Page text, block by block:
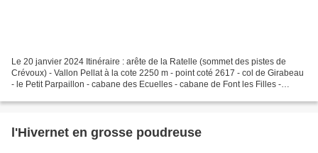
Le 20 janvier 2024 Itinéraire : arête de la Ratelle (sommet des pistes de
Crévoux) - Vallon Pellat à la cote 2250 m - point coté 2617 - col de Girabeau
- le Petit Parpaillon - cabane des Ecuelles - cabane de Font les Filles -
l'Hivernet en grosse poudreuse